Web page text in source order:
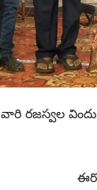
రజస్వల
కాలేజీ